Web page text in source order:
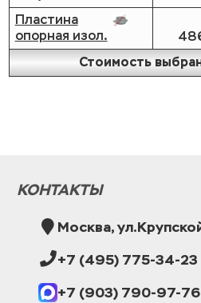
Пластина
опорная изол.
Стоимость
КОНТАКТЫ
Москва,
+7 (495) 775-34-23
+7 (903) 790-97-76